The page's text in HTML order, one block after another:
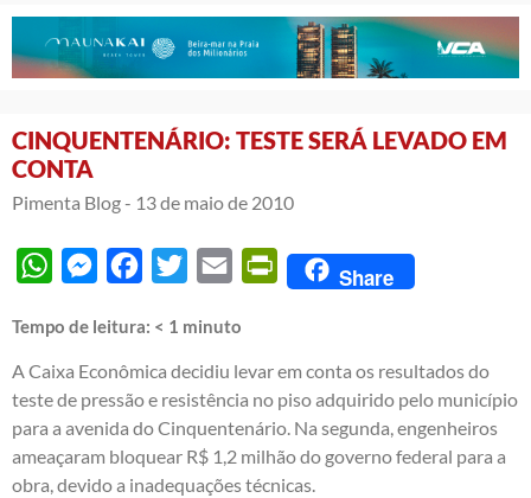
CINQUENTENÁRIO: TESTE SERÁ LEVADO EM
CONTA
Pimenta Blog - 13 de maio de 2010
WhatsAppMessengerFacebook
Twitter Email PrintFriendly
Share
Tempo de leitura: < 1 minuto
A Caixa Econômica decidiu levar em conta os resultados do
teste de pressão e resistência no piso adquirido pelo município
para a avenida do Cinquentenário. Na segunda, engenheiros
ameaçaram bloquear R$ 1,2 milhão do governo federal para a
obra, devido a inadequações técnicas.